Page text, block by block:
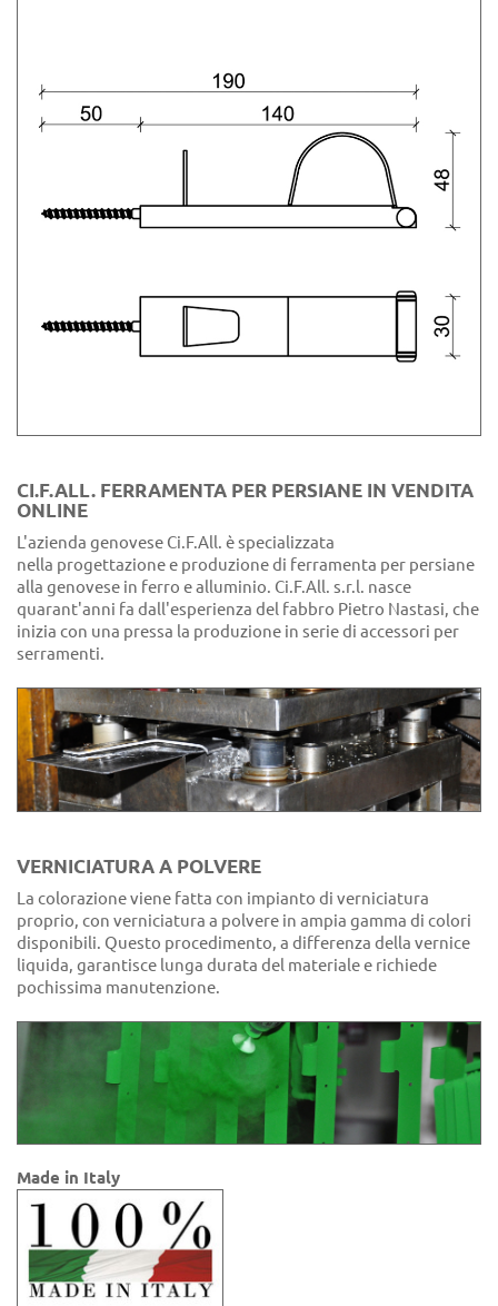
CI.F.ALL. FERRAMENTA PER PERSIANE IN VENDITA
ONLINE
L'azienda genovese Ci.F.All. è specializzata
nella progettazione e produzione di ferramenta per persiane
alla genovese in ferro e alluminio. Ci.F.All. s.r.l. nasce
quarant'anni fa dall'esperienza del fabbro Pietro Nastasi, che
inizia con una pressa la produzione in serie di accessori per
serramenti.
VERNICIATURA A POLVERE
La colorazione viene fatta con impianto di verniciatura
proprio, con verniciatura a polvere in ampia gamma di colori
disponibili. Questo procedimento, a differenza della vernice
liquida, garantisce lunga durata del materiale e richiede
pochissima manutenzione.
Made in Italy